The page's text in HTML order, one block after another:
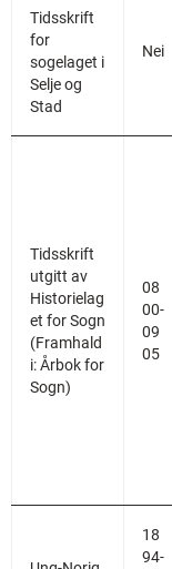
Tidsskrift
for
sogelaget i
Selje og
Stad
Nei
Tidsskrift
utgitt av
Historielag
et for Sogn
(Framhald
i: Årbok for
Sogn)
08
00-
09
05
18
94-